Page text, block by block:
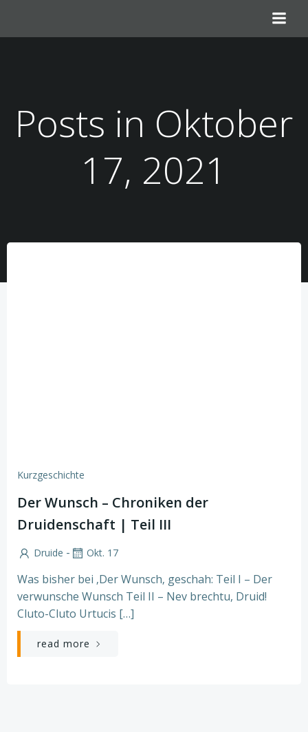
springen
Posts in Oktober
17, 2021
Kurzgeschichte
Der Wunsch – Chroniken der
Druidenschaft | Teil III
Druide - Okt. 17
Was bisher bei ‚Der Wunsch‚ geschah: Teil I – Der
verwunsche Wunsch Teil II – Nev brechtu, Druid!
Cluto-Cluto Urtucis […]
read more